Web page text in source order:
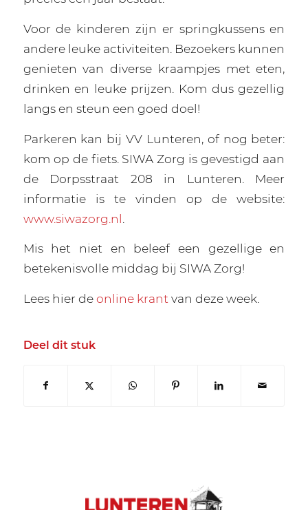
Voor de kinderen zijn er springkussens en
andere leuke activiteiten. Bezoekers kunnen
genieten van diverse kraampjes met eten,
drinken en leuke prijzen. Kom dus gezellig
langs en steun een goed doel!
Parkeren kan bij VV Lunteren, of nog beter:
kom op de fiets. SIWA Zorg is gevestigd aan
de Dorpsstraat 208 in Lunteren. Meer
informatie is te vinden op de website:
www.siwazorg.nl
Mis het niet en beleef een gezellige en
betekenisvolle middag bij SIWA Zorg!
Lees hier deonline krant van deze week.
Deel dit stuk